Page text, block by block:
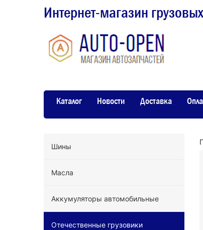
Интернет-магазин
Каталог Новости Доставка
Шины
Масла
Аккумуляторы автомобильные
Отечественные грузовики